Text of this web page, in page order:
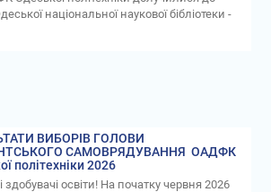
національної наукової бібліотеки -
ВИБОРІВ ГОЛОВИ
САМОВРЯДУВАННЯ ОАДФК
політехніки 2026
освіти! На початку червня 2026